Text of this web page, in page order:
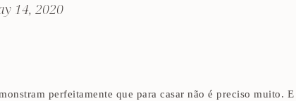
14, 2020
perfeitamente que para casar não é preciso muito. E